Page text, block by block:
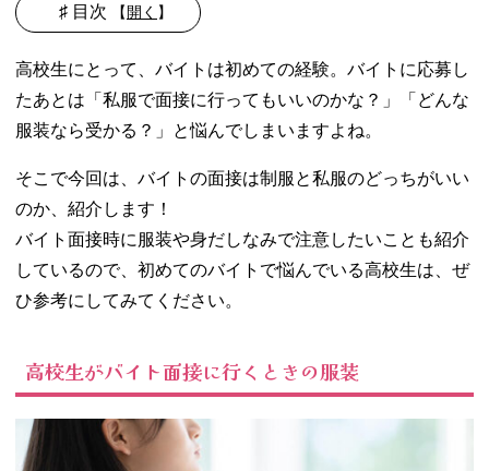
♯ 目次 【開く 】
ト面接に行くと
きの服装
− 基本は制
− 職種によ
っては普段
の服装を見
たい場合も
ある
02. 【女子高校生
− トップス
− バック
高校生にとって、バイトは初めての経験。バイトに応募し
たあとは「私服で面接に行ってもいいのかな？」「どんな
服装なら受かる？」と悩んでしまいますよね。
そこで今回は、バイトの面接は制服と私服のどっちがいい
のか、紹介します！
バイト面接時に服装や身だしなみで注意したいことも紹介
しているので、初めてのバイトで悩んでいる高校生は、ぜ
ひ参考にしてみてください。
高校生がバイト面接に行くときの服装